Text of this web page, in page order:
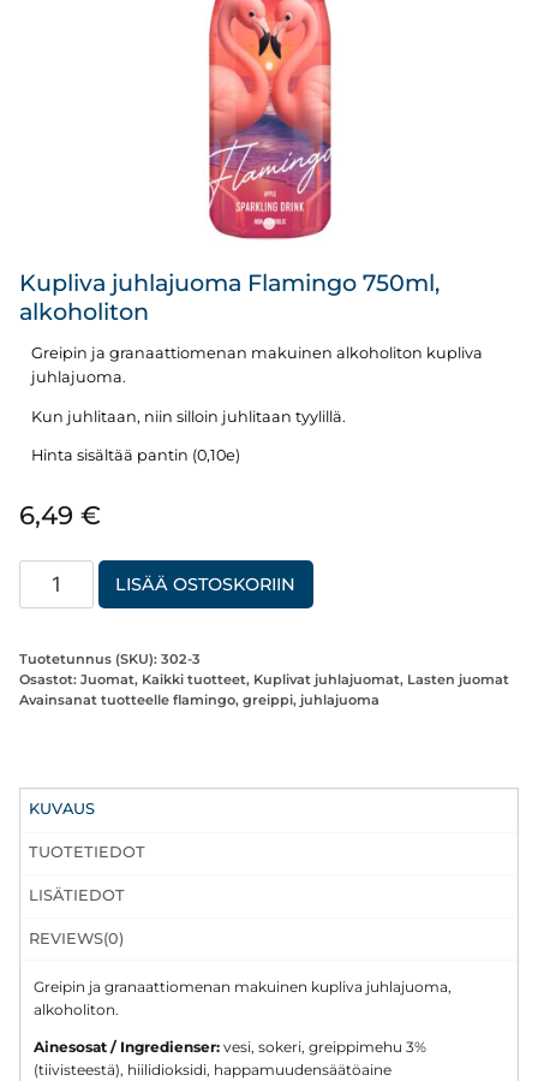
Kupliva juhlajuoma Flamingo 750ml,
alkoholiton
Greipin ja granaattiomenan makuinen alkoholiton kupliva
juhlajuoma.
Kun juhlitaan, niin silloin juhlitaan tyylillä.
Hinta sisältää pantin (0,10e)
6,49 €
Kupliva
juhlajuoma
750ml,
alkoholiton
LISÄÄ OSTOSKORIIN
Tuotetunnus (SKU): 302-3
Osastot: Juomat, Kaikki tuotteet, Kuplivat juhlajuomat, Lasten juomat
Avainsanat tuotteelle flamingo, greippi, juhlajuoma
KUVAUS
TUOTETIEDOT
LISÄTIEDOT
REVIEWS(0)
Greipin ja granaattiomenan makuinen kupliva juhlajuoma,
alkoholiton.
Ainesosat / Ingredienser: vesi, sokeri, greippimehu 3%
(tiivisteestä), hiilidioksidi, happamuudensäätöaine